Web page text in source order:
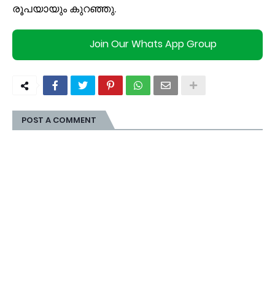
രൂപയായും കുറഞ്ഞു.
Join Our Whats App Group
POST A COMMENT